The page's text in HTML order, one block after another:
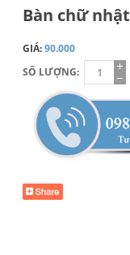
Bàn chữ nhật
GIÁ:90.000
SỐ LƯỢNG: